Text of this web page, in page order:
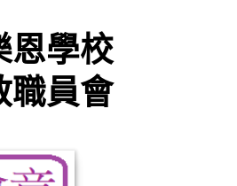
恩學校
職員會